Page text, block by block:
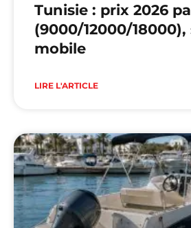
Tunisie : prix 2026
(9000/12000/
mobile
LIRE L'ARTICLE